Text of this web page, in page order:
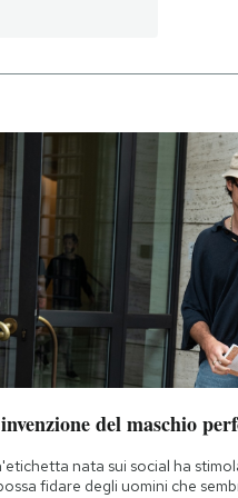
del maschio
nata sui social ha
fidare degli uomini che